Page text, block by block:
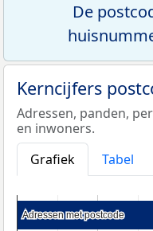
De
Kerncijfers
Adressen, panden,
en inwoners.
Grafiek
Tabel
Adressen met postcode
Adressen met postcode